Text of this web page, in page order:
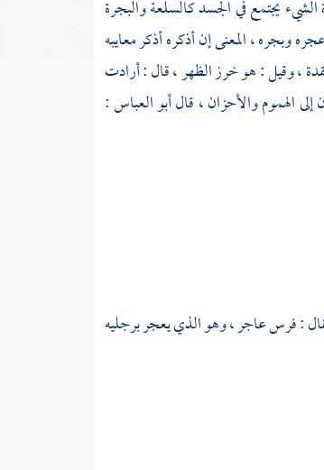
يجتمع في الجسد كالسلعة والبجرة
وبجره ، المعنى إن أذكره أذكر معايبه
، وقيل : هو خرز الظهر ، قال : أرادت
الهموم والأحزان ، قالأبو العباس:
: فرس عاجر ، وهو الذي يعجر برجليه